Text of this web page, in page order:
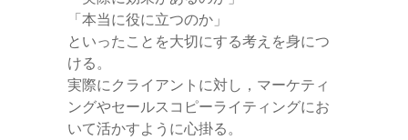
「本当に役に立つのか」
といったことを大切にする考えを身につ
ける。
実際にクライアントに対し，マーケティ
ングやセールスコピーライティングにお
いて活かすように心掛る。